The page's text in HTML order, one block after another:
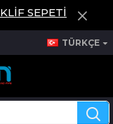
SEPETİ
TÜRKÇE